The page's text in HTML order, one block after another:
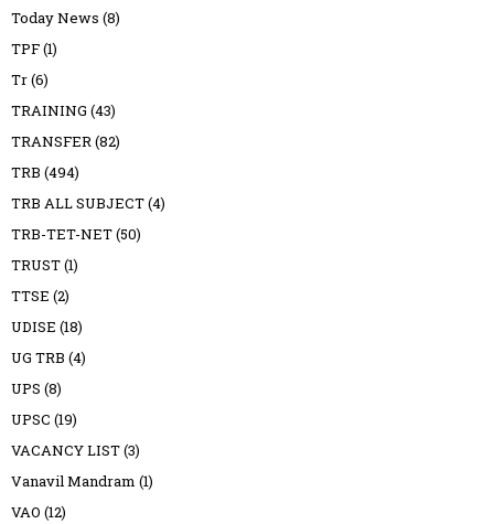
Today News (8)
TPF(1)
Tr(6)
TRAINING (43)
TRANSFER(82)
TRB (494)
TRB ALL SUBJECT(4)
TRB-TET-NET(50)
TRUST(1)
TTSE (2)
UDISE (18)
UG TRB (4)
UPS (8)
UPSC (19)
VACANCY LIST(3)
Vanavil Mandram (1)
VAO (12)